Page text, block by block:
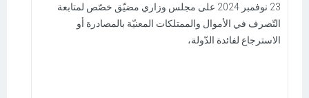
23 نوفمبر 2024 على مجلس وزاري مضيّق خصّص لمتابعة
التّصرف في الأموال والممتلكات المعنيّة بالمصادرة أو
الاسترجاع لفائدة الدّولة،